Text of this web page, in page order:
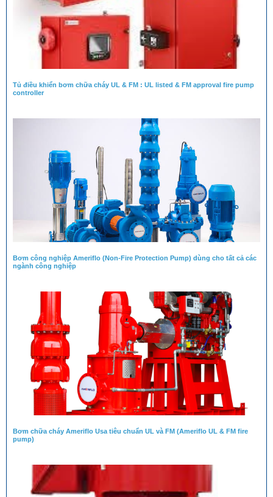
Tủ điều khiển bơm chữa cháy UL & FM : UL listed & FM approval fire pump
controller
Bơm công nghiệp Ameriflo (Non-Fire Protection Pump) dùng cho tất cả các
ngành công nghiệp
Bơm chữa cháy Ameriflo Usa tiêu chuẩn UL và FM (Ameriflo UL & FM fire
pump)